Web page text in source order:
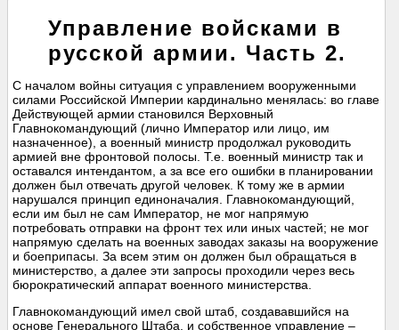
Управление войсками в
русской армии. Часть 2.
С началом войны ситуация с управлением вооруженными
силами Российской Империи кардинально менялась: во главе
Действующей армии становился Верховный
Главнокомандующий (лично Император или лицо, им
назначенное), а военный министр продолжал руководить
армией вне фронтовой полосы. Т.е. военный министр так и
оставался интендантом, а за все его ошибки в планировании
должен был отвечать другой человек. К тому же в армии
нарушался принцип единоначалия. Главнокомандующий,
если им был не сам Император, не мог напрямую
потребовать отправки на фронт тех или иных частей; не мог
напрямую сделать на военных заводах заказы на вооружение
и боеприпасы. За всем этим он должен был обращаться в
министерство, а далее эти запросы проходили через весь
бюрократический аппарат военного министерства.
Главнокомандующий имел свой штаб, создававшийся на
основе Генерального Штаба, и собственное управление –